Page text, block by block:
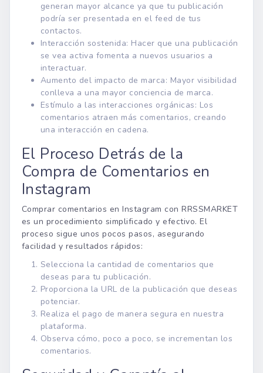
generan mayor alcance ya que tu publicación
podría ser presentada en el feed de tus
contactos.
Interacción sostenida: Hacer que una publicación
se vea activa fomenta a nuevos usuarios a
interactuar.
Aumento del impacto de marca: Mayor visibilidad
conlleva a una mayor conciencia de marca.
Estímulo a las interacciones orgánicas: Los
comentarios atraen más comentarios, creando
una interacción en cadena.
El Proceso Detrás de la
Compra de Comentarios en
Instagram
Comprar comentarios en Instagram con RRSSMARKET
es un procedimiento simplificado y efectivo. El
proceso sigue unos pocos pasos, asegurando
facilidad y resultados rápidos:
Selecciona la cantidad de comentarios que
deseas para tu publicación.
Proporciona la URL de la publicación que deseas
potenciar.
Realiza el pago de manera segura en nuestra
plataforma.
Observa cómo, poco a poco, se incrementan los
comentarios.